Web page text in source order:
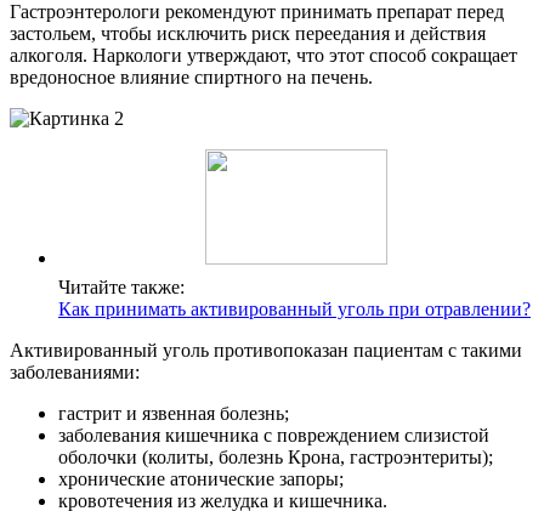
Гастроэнтерологи рекомендуют принимать препарат перед
застольем, чтобы исключить риск переедания и действия
алкоголя. Наркологи утверждают, что этот способ сокращает
вредоносное влияние спиртного на печень.
Читайте также:
Как принимать активированный уголь при отравлении?
Активированный уголь противопоказан пациентам с такими
заболеваниями:
гастрит и язвенная болезнь;
заболевания кишечника с повреждением слизистой
оболочки (колиты, болезнь Крона, гастроэнтериты);
хронические атонические запоры;
кровотечения из желудка и кишечника.